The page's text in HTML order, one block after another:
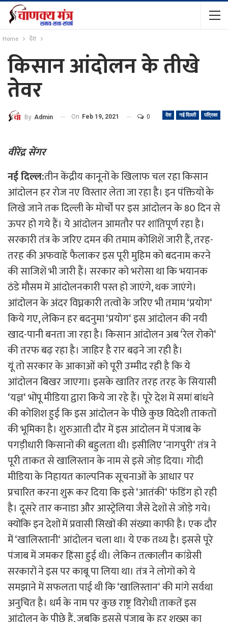
Home देश
किसान आंदोलन के तीखे
तेवर
देश नई दिल्ली पत्रिका
By Admin On Feb 19, 2021 0
वीरेंद्र सेंगर
नई दिल्ल:तीन केंद्रीय कानूनों के खिलाफ चल रहा किसान
आंदोलन हर रोज नए विस्तार लेता जा रहा है। इन पंक्तियों के
लिखे जाने तक दिल्ली के मोर्चों पर इस आंदोलन के 80 दिन से
ऊपर हो गये हैं। ये आंदोलन आमतौर पर शांतिपूर्ण रहा है।
सरकारी तंत्र के जरिए दमन की तमाम कोशिशें जारी हैं, तरह-
तरह की अफवाहें फैलाकर इस पूरी मुहिम को बदनाम करने
की साजिशें भी जारी हैं। सरकार को भरोसा था कि भयानक
ठंडे मौसम में आंदोलनकारी पस्त हो जाएंगे, थक जाएंगे।
आंदोलन के अंदर विघ्नकारी तत्वों के जरिए भी तमाम ‘प्रयोग‘
किये गए, लेकिन हर बदनुमा ‘प्रयोग‘ इस आंदोलन की नयी
खाद-पानी बनता जा रहा है। किसान आंदोलन अब ‘रेल रोको‘
की तरफ बढ़ रहा है। जाहिर है रार बढ़ने जा रही है।
यूं तो सरकार के आकाओं को पूरी उम्मीद रही है कि ये
आंदोलन बिखर जाएगा। इसके खातिर तरह तरह के सियासी
‘यज्ञ‘ भोंपू मीडिया द्वारा किये जा रहे हैं। पूरे देश में समां बांधने
की कोशिश हुई कि इस आंदोलन के पीछे कुछ विदेशी ताकतों
की भूमिका है। शुरुआती दौर में इस आंदोलन में पंजाब के
पगड़ीधारी किसानों की बहुलता थी। इसीलिए ‘नागपुरी‘ तंत्र ने
पूरी ताकत से खालिस्तान के नाम से इसे जोड़ दिया। गोदी
मीडिया के निहायत काल्पनिक सूचनाओं के आधार पर
प्रचारित करना शुरू कर दिया कि इसे ‘आतंकी‘ फंडिंग हो रही
है। दूसरे तार कनाडा और आस्ट्रेलिया जैसे देशों से जोड़े गये।
क्योंकि इन देशों में प्रवासी सिखों की संख्या काफी है। एक दौर
में ‘खालिस्तानी‘ आंदोलन चला था। ये एक तथ्य है। इससे पूरे
पंजाब में जमकर हिंसा हुई थी। लेकिन तत्कालीन कांग्रेसी
सरकारों ने इस पर काबू पा लिया था। तंत्र ने लोगों को ये
समझाने में सफलता पाई थी कि ‘खालिस्तान‘ की मांगे सर्वथा
अनुचित है। धर्म के नाम पर कुछ राष्ट्र विरोधी ताकतें इस